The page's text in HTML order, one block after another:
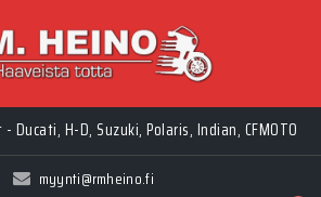
H-D, Suzuki, Polaris, Indian, CFMOTO
myynti@rmheino.fi